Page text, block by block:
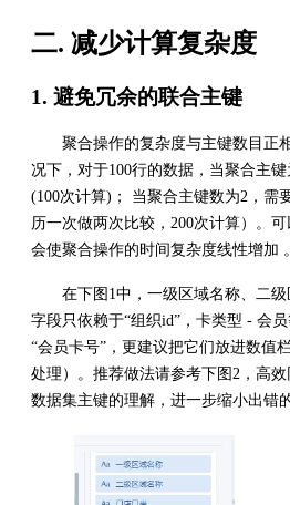
二. 减少计算复杂度
1. 避免冗余的联合主键
聚合操作的复杂度与主键数目正
况下，对于100行的数据，当聚合主
(100次计算)； 当聚合主键数为2，需
历一次做两次比较，200次计算）。
会使聚合操作的时间复杂度线性增加 。
在下图1中，一级区域名称、二级
字段只依赖于“组织id”，卡类型 - 会
“会员卡号”，更建议把它们放进数值
处理）。推荐做法请参考下图2，高
数据集主键的理解，进一步缩小出错